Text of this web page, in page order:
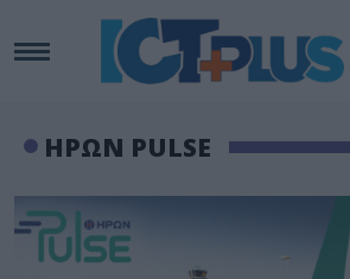
ΗΡΩΝ PULSE